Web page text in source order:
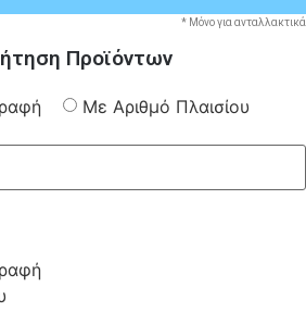
* Μόνο για ανταλλακτικά
Προϊόντων
Με Αριθμό Πλαισίου